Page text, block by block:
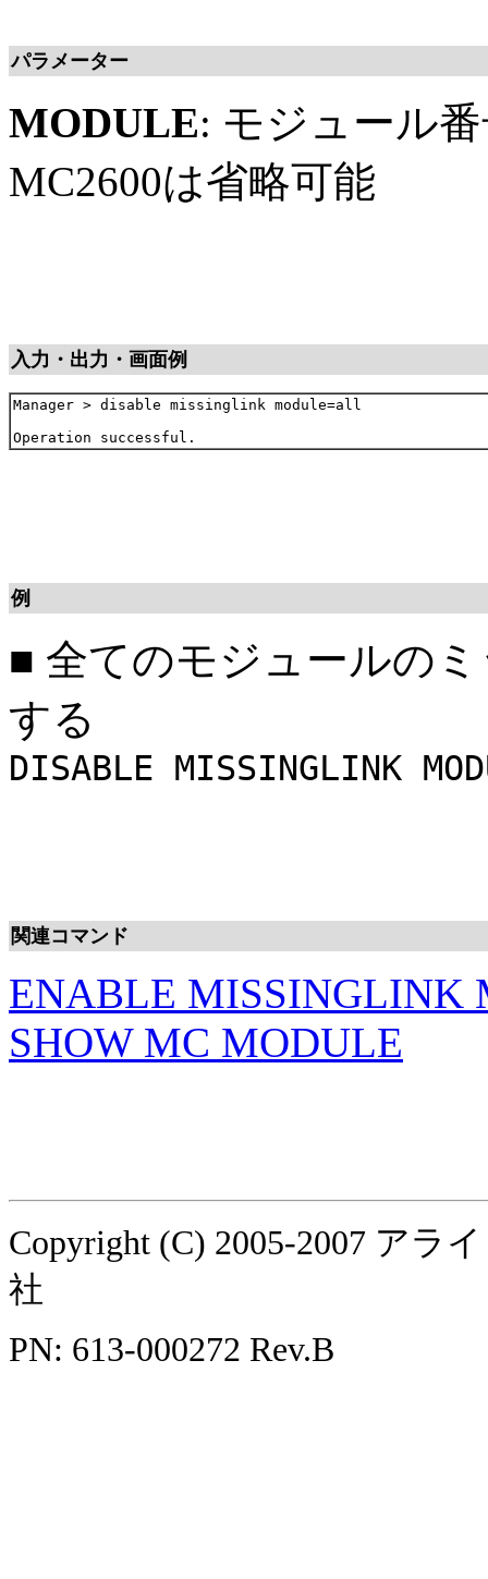
パラメーター
MODULE: モジュール
MC2600は省略可能
入力・出力・画面例
Manager > disable missinglink module=all
例
■ 全てのモジュールの
する
DISABLE MISSINGLINK
関連コマンド
ENABLE MISSINGLINK
SHOW MC MODULE
Copyright (C) 2005-2007 アラ
社
PN: 613-000272 Rev.B